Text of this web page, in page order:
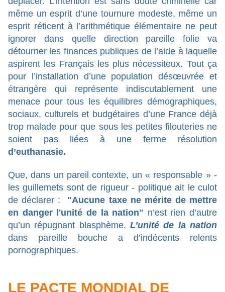
même un esprit d’une tournure modeste, même un
esprit réticent à l’arithmétique élémentaire ne peut
ignorer dans quelle direction pareille folie va
détourner les finances publiques de l’aide à laquelle
aspirent les Français les plus nécessiteux. Tout ça
pour l’installation d’une population désœuvrée et
étrangère qui représente indiscutablement une
menace pour tous les équilibres démographiques,
sociaux, culturels et budgétaires d’une France déjà
trop malade pour que sous les petites filouteries ne
soient pas liées à une ferme résolution
d’euthanasie.
Que, dans un pareil contexte, un « responsable » -
les guillemets sont de rigueur - politique ait le culot
de déclarer : "Aucune taxe ne mérite de mettre
en danger l'unité de la nation" n’est rien d’autre
qu’un répugnant blasphème. L’unité de la nation
dans pareille bouche a d’indécents relents
pornographiques.
LE PACTE MONDIAL DE